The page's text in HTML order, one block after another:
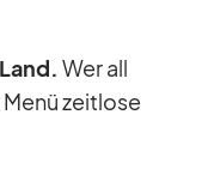
Wer all
zeit­lose